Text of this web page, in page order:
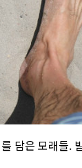
담은 모래들.